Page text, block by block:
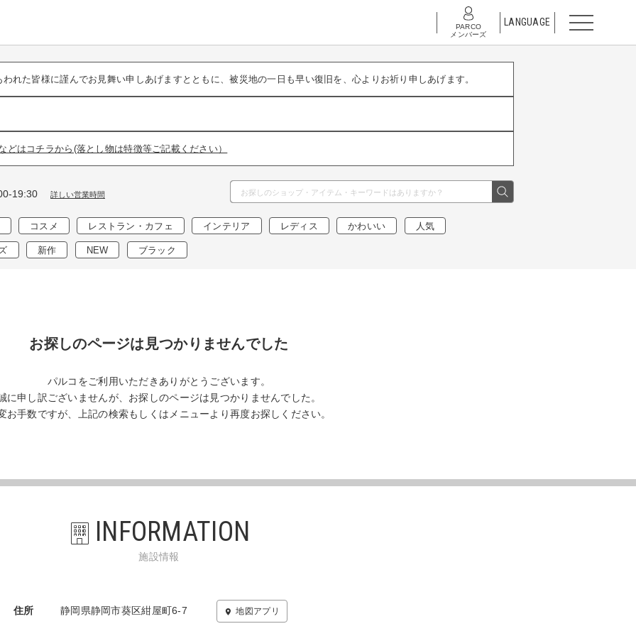
PARCO
メンバーズ
LANGUAGE
れた皆様に謹んでお見舞い申しあげますとともに、被災地の一日も早い復旧を、心よりお祈り申しあげます。
はコチラから(落とし物は特徴等ご記載ください）
19:30 詳しい営業時間
コスメ レストラン・カフェ インテリア レディス かわいい 人気
新作 NEW ブラック
お探しのページは見つかりませんでした
パルコをご利用いただきありがとうございます。
に申し訳ございませんが、お探しのページは見つかりませんでした。
お手数ですが、上記の検索もしくはメニューより再度お探しください。
INFORMATION
施設情報
住所 静岡県静岡市葵区紺屋町6-7 地図アプリ